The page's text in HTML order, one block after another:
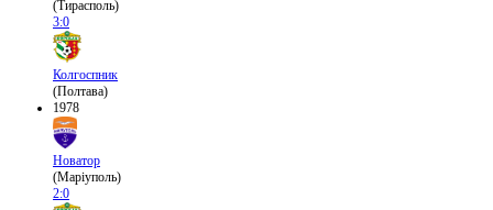
(Тирасполь)
3:0
Колгоспник
(Полтава)
1978
Новатор
(Маріуполь)
2:0